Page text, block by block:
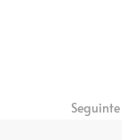
Seguinte